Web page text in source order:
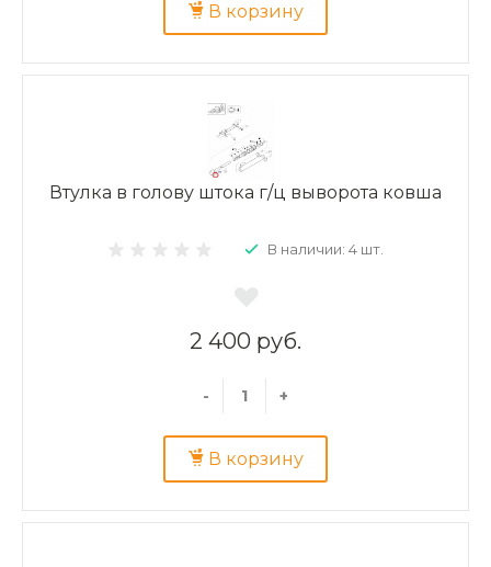
В корзину
Втулка в голову штока г/ц выворота ковша
В наличии: 4 шт.
2 400 руб.
- +
В корзину